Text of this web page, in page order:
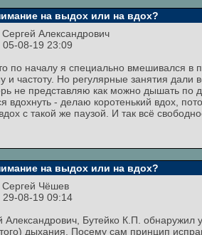
на выдох или на вдох?
Сергей Александрович
08-19 23:09
по началу я специально вмешивался в
и частоту. Но регулярные занятия
не представляю как можно дышать по
вдохнуть - делаю коротенький вдох,
с такой же паузой. И так всё
на выдох или на вдох?
Сергей Чёшев
08-19 09:14
Александрович, Бутейко К.П.
дыхания. Посему сам принцип